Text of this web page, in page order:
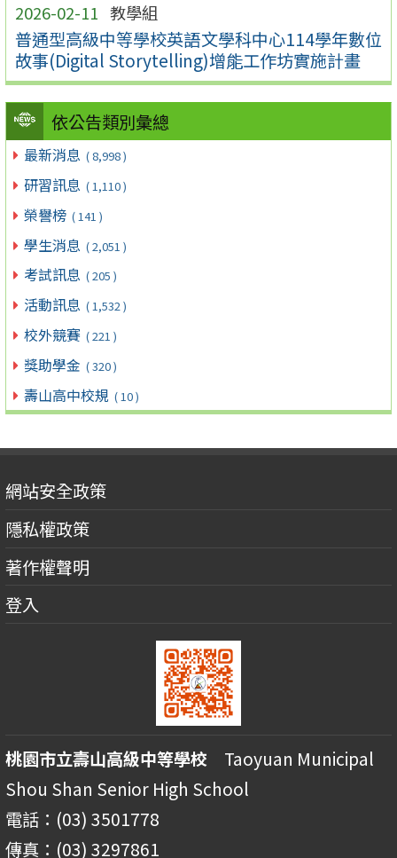
2026-02-11 教學組
普通型高級中等學校英語文學科中心114學年數位
故事(Digital Storytelling)增能工作坊實施計畫
依公告類別彙總
最新消息 ( 8,998 )
研習訊息 ( 1,110 )
榮譽榜 ( 141 )
學生消息 ( 2,051 )
考試訊息 ( 205 )
活動訊息 ( 1,532 )
校外競賽 ( 221 )
獎助學金 ( 320 )
壽山高中校規 ( 10 )
網站安全政策
隱私權政策
著作權聲明
登入
桃園市立壽山高級中等學校 Taoyuan Municipal
Shou Shan Senior High School
電話：(03) 3501778
傳真：(03) 3297861